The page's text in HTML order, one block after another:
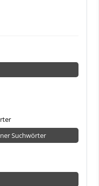
Suchwörter